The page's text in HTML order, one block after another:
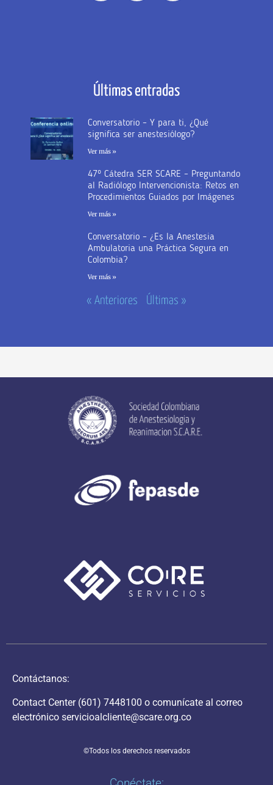
Últimas entradas
Conversatorio – Y para ti, ¿Qué
significa ser anestesiólogo?
Ver más »
47º Cátedra SER SCARE – Preguntando
al Radiólogo Intervencionista: Retos en
Procedimientos Guiados por Imágenes
Ver más »
Conversatorio – ¿Es la Anestesia
Ambulatoria una Práctica Segura en
Colombia?
Ver más »
« Anteriores Últimas »
Contáctanos:
Contact Center (601) 7448100 o comunícate al correo
electrónico servicioalcliente@scare.org.co
©Todos los derechos reservados